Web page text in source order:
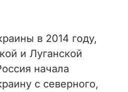
в 2014 году,
и Луганской
начала
с северного,